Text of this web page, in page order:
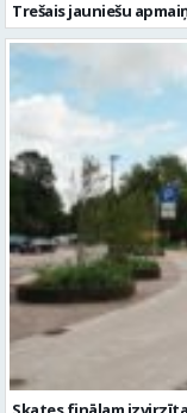
Skates finālam